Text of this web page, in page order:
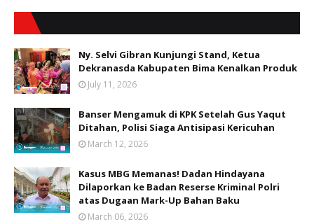
Ny. Selvi Gibran Kunjungi Stand, Ketua
Dekranasda Kabupaten Bima Kenalkan Produk
July 11, 2026
Banser Mengamuk di KPK Setelah Gus Yaqut
Ditahan, Polisi Siaga Antisipasi Kericuhan
March 12, 2026
Kasus MBG Memanas! Dadan Hindayana
Dilaporkan ke Badan Reserse Kriminal Polri
atas Dugaan Mark-Up Bahan Baku
March 06, 2026